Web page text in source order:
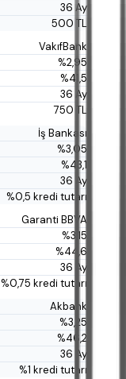
36 Ay
500 TL
VakıfBank
%2,95
%41,5
36 Ay
750 TL
İş Bankası
%3,05
%43,1
36 Ay
%0,5 kredi tutarı
Garanti BBVA
%3,15
%44,6
36 Ay
%0,75 kredi tutarı
Akbank
%3,25
%46,2
36 Ay
%1 kredi tutarı